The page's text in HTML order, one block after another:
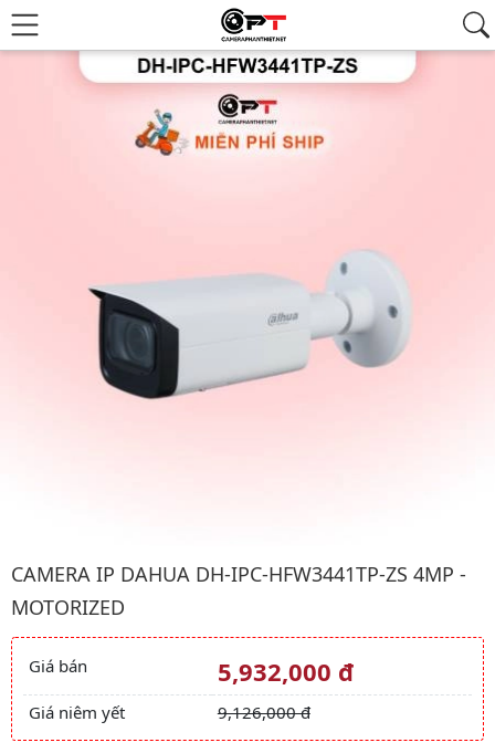
CAMERA IP DAHUA DH-IPC-HFW3441TP-ZS 4MP -
MOTORIZED
Giá và khuyến mãi
Giá bán 5,932,000 đ
Giá niêm yết 9,126,000 đ